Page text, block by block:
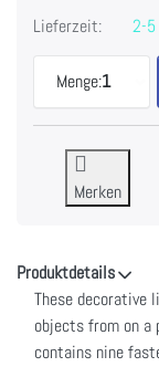
Lieferzeit: 2-5
Menge:1
Merken
Produktdetails
These decorative
objects from on a
contains nine